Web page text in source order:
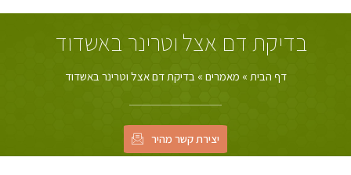
בדיקת דם אצל וטרינר באשדוד
דף הבית » מאמרים » בדיקת דם אצל וטרינר באשדוד
יצירת קשר מהיר